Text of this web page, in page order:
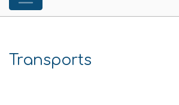
Transports